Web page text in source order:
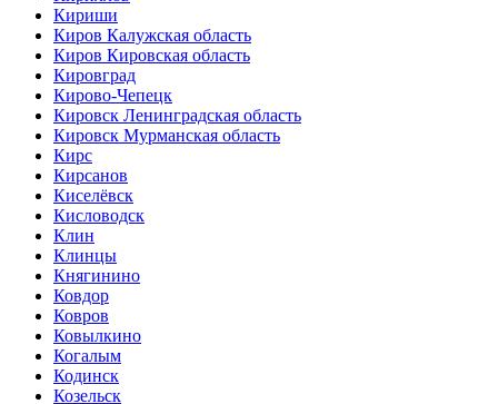
Кириши
Киров Калужская область
Киров Кировская область
Кировград
Кирово-Чепецк
Кировск Ленинградская область
Кировск Мурманская область
Кирс
Кирсанов
Киселёвск
Кисловодск
Клин
Клинцы
Княгинино
Ковдор
Ковров
Ковылкино
Когалым
Кодинск
Козельск